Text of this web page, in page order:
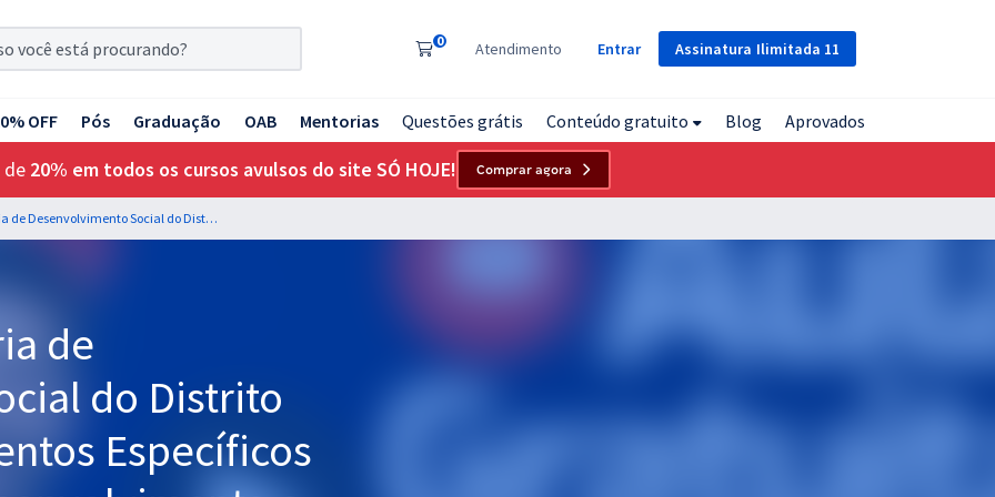
Assinatura Ilimitada 11
0 Atendimento Entrar
OFF Pós Graduação OAB Mentorias Questões grátis Conteúdo gratuito Blog Aprovados
de 20% em todos os cursos avulsos do site SÓ HOJE! Comprar agora
SEDES DF - Secretaria de Desenvolvimento Social do Distrito Federal - Conhecimentos Específicos para Técnico em Desenvolvimento e Assistência Social - Cuidador Social (Cargo 201) - Pós-edital
de
do Distrito
Específicos